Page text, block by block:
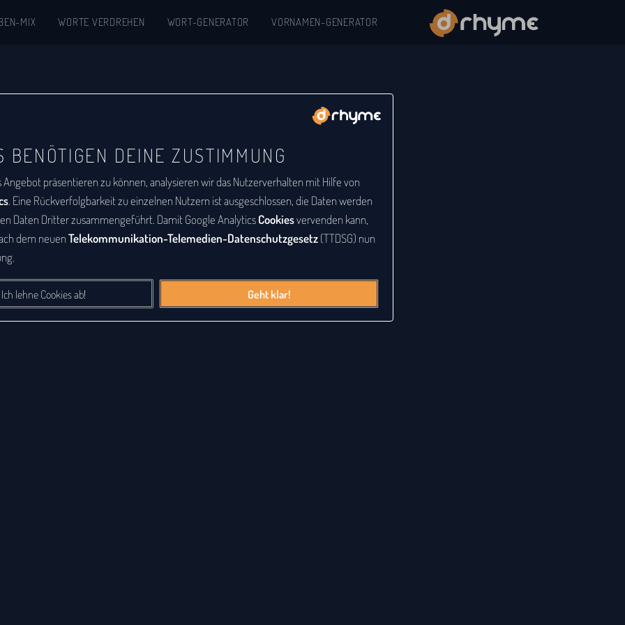
BENÖTIGEN DEINE ZUSTIMMUNG
Angebot präsentieren zu können, analysieren wir das Nutzerverhalten mit Hilfe von
. Eine Rückverfolgbarkeit zu einzelnen Nutzern ist ausgeschlossen, die Daten werden
Daten Dritter zusammengeführt. Damit Google AnalyticsCookiesvervenden kann,
dem neuenTelekommunikation-Telemedien-Datenschutzgesetz(TTDSG) nun
Ich lehne Cookies ab! Geht klar!
MIX WORTE VERDREHEN WORT-GENERATOR VORNAMEN-GENERATOR
Songtexten, Raps und anderen Werken.
alphabetisch nach Nutzernamen sortiert,
schenke anderen Besuchern deine Verse,